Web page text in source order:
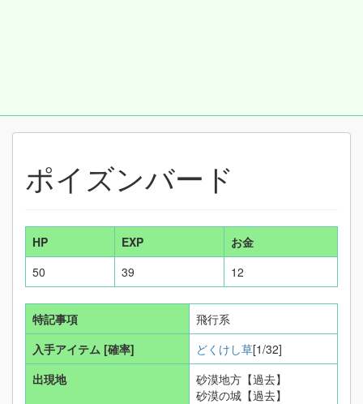
ポイズンバード
HP EXP
お金
50
39 12
特記事項
飛行系
入手アイテム [確率] どくけし草[1/32]
出現地
砂漠地方【過去】
砂漠の城【過去】